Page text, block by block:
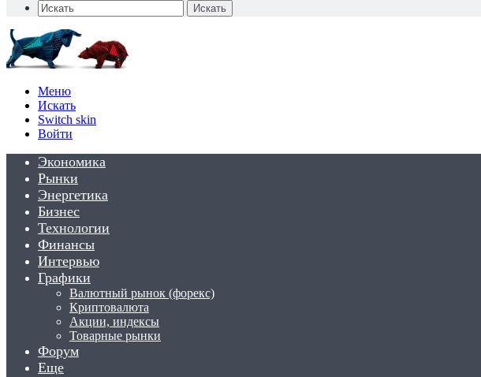
Искать
Меню
Искать
Switch skin
Войти
Экономика
Рынки
Энергетика
Бизнес
Технологии
Финансы
Интервью
Графики
Валютный рынок (форекс)
Криптовалюта
Акции, индексы
Товарные рынки
Форум
Еще